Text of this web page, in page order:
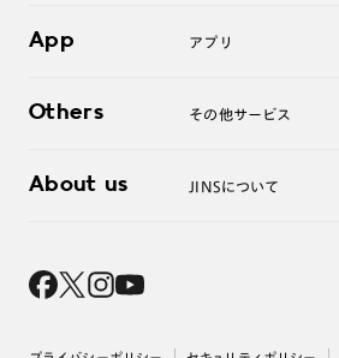
よくあるご質問
お問い合わせ
App アプリ
Others その他サービス
レンズ交換
About us JINSについて
採用情報
出店について